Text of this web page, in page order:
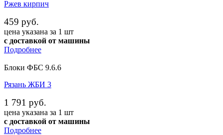
Ржев кирпич
459 руб.
цена указана за 1 шт
с доставкой от машины
Подробнее
Блоки ФБС 9.6.6
Рязань ЖБИ 3
1 791 руб.
цена указана за 1 шт
с доставкой от машины
Подробнее